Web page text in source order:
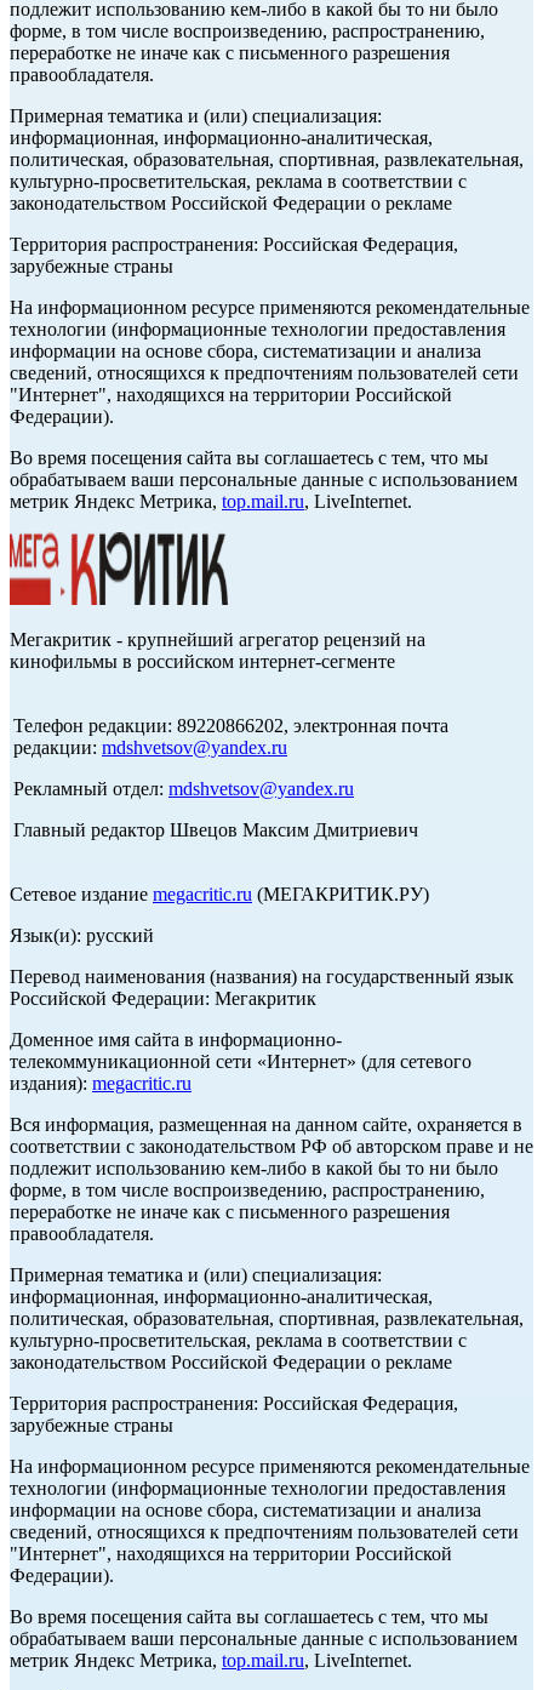
подлежит использованию кем-либо в какой бы то ни было
форме, в том числе воспроизведению, распространению,
переработке не иначе как с письменного разрешения
правообладателя.
Примерная тематика и (или) специализация:
информационная, информационно-аналитическая,
политическая, образовательная, спортивная, развлекательная,
культурно-просветительская, реклама в соответствии с
законодательством Российской Федерации о рекламе
Территория распространения: Российская Федерация,
зарубежные страны
На информационном ресурсе применяются рекомендательные
технологии (информационные технологии предоставления
информации на основе сбора, систематизации и анализа
сведений, относящихся к предпочтениям пользователей сети
"Интернет", находящихся на территории Российской
Федерации).
Во время посещения сайта вы соглашаетесь с тем, что мы
обрабатываем ваши персональные данные с использованием
метрик Яндекс Метрика, top.mail.ru, LiveInternet.
Мегакритик - крупнейший агрегатор рецензий на
кинофильмы в российском интернет-сегменте
Телефон редакции: 89220866202, электронная почта
редакции: mdshvetsov@yandex.ru
Рекламный отдел: mdshvetsov@yandex.ru
Главный редактор Швецов Максим Дмитриевич
Сетевое издание megacritic.ru (МЕГАКРИТИК.РУ)
Язык(и): русский
Перевод наименования (названия) на государственный язык
Российской Федерации: Мегакритик
Доменное имя сайта в информационно-
телекоммуникационной сети «Интернет» (для сетевого
издания): megacritic.ru
Вся информация, размещенная на данном сайте, охраняется в
соответствии с законодательством РФ об авторском праве и не
подлежит использованию кем-либо в какой бы то ни было
форме, в том числе воспроизведению, распространению,
переработке не иначе как с письменного разрешения
правообладателя.
Примерная тематика и (или) специализация:
информационная, информационно-аналитическая,
политическая, образовательная, спортивная, развлекательная,
культурно-просветительская, реклама в соответствии с
законодательством Российской Федерации о рекламе
Территория распространения: Российская Федерация,
зарубежные страны
На информационном ресурсе применяются рекомендательные
технологии (информационные технологии предоставления
информации на основе сбора, систематизации и анализа
сведений, относящихся к предпочтениям пользователей сети
"Интернет", находящихся на территории Российской
Федерации).
Во время посещения сайта вы соглашаетесь с тем, что мы
обрабатываем ваши персональные данные с использованием
метрик Яндекс Метрика, top.mail.ru, LiveInternet.